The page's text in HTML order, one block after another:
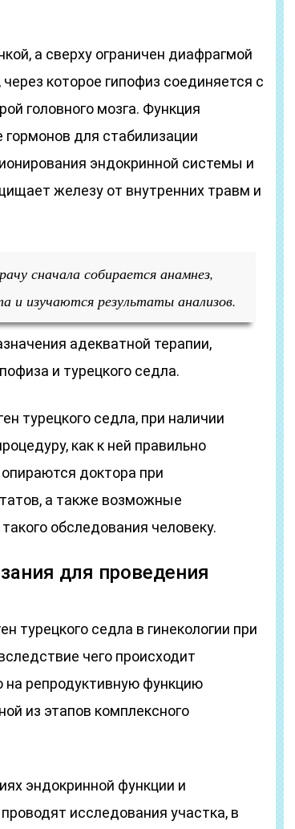
а сверху ограничен диафрагмой
которое гипофиз соединяется с
головного мозга. Функция
для стабилизации
эндокринной системы и
железу от внутренних травм и
сначала собирается анамнез,
и изучаются результаты анализов.
адекватной терапии,
и турецкого седла.
турецкого седла, при наличии
как к ней правильно
доктора при
а также возможные
обследования человеку.
для проведения
турецкого седла в гинекологии при
чего происходит
на репродуктивную функцию
из этапов комплексного
эндокринной функции и
исследования участка, в